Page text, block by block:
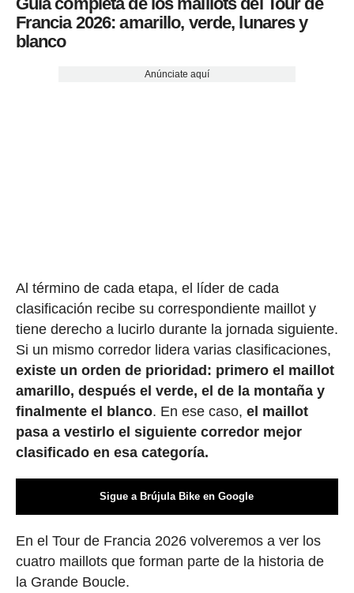
Francia 2026: amarillo, verde, lunares y
blanco
Anúnciate aquí
Al término de cada etapa, el líder de cada
clasificación recibe su correspondiente maillot y
tiene derecho a lucirlo durante la jornada siguiente.
Si un mismo corredor lidera varias clasificaciones,
existe un orden de prioridad: primero el maillot
amarillo, después el verde, el de la montaña y
finalmente el blanco. En ese caso, el maillot
pasa a vestirlo el siguiente corredor mejor
clasificado en esa categoría.
Sigue a Brújula Bike en Google
En el Tour de Francia 2026 volveremos a ver los
cuatro maillots que forman parte de la historia de
la Grande Boucle.